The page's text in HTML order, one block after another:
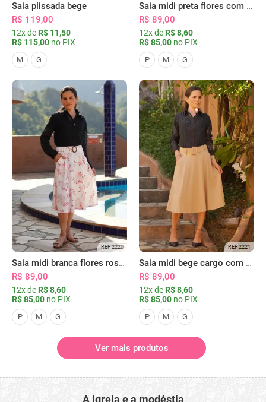
Saia plissada bege
R$ 119,00
12x de R$ 11,50
R$ 115,00 no PIX
M G
Saia midi preta flores com bolsos
R$ 89,00
12x de R$ 8,60
R$ 85,00 no PIX
P M G
REF 2220
Saia midi branca flores rosas com bolsos
R$ 89,00
12x de R$ 8,60
R$ 85,00 no PIX
P M G
REF 2221
Saia midi bege cargo com bolsos
R$ 89,00
12x de R$ 8,60
R$ 85,00 no PIX
P M G
Ver mais produtos
A Igreja e a modéstia